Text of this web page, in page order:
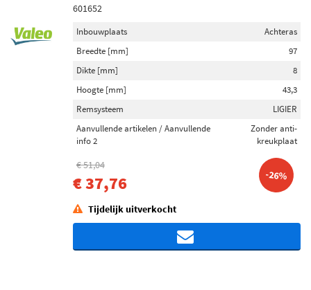
601652
Inbouwplaats
Achteras
Breedte [mm]
97
Dikte [mm]
8
Hoogte [mm]
43,3
Remsysteem
LIGIER
Aanvullende artikelen / Aanvullende
info 2
Zonder anti-
kreukplaat
€ 51,04
€ 37,76 -26%
Tijdelijk uitverkocht